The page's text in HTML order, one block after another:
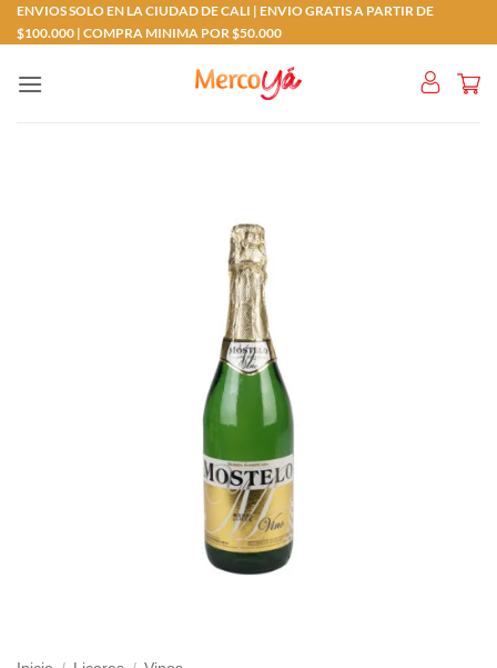
Saltar
al
ENVIOS SOLO EN LA CIUDAD DE CALI | ENVIO GRATIS A PARTIR DE
$100.000 | COMPRA MINIMA POR $50.000